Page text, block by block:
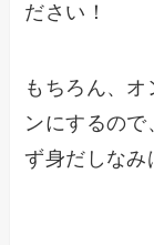
ださい！
もちろん、
ンにするので
ず身だしなみ